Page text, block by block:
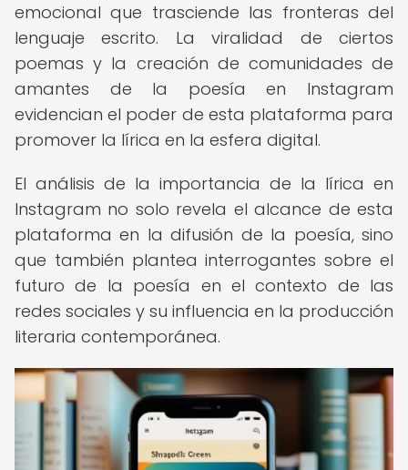
emocional que trasciende las fronteras del
lenguaje escrito. La viralidad de ciertos
poemas y la creación de comunidades de
amantes de la poesía en Instagram
evidencian el poder de esta plataforma para
promover la lírica en la esfera digital.
El análisis de la importancia de la lírica en
Instagram no solo revela el alcance de esta
plataforma en la difusión de la poesía, sino
que también plantea interrogantes sobre el
futuro de la poesía en el contexto de las
redes sociales y su influencia en la producción
literaria contemporánea.